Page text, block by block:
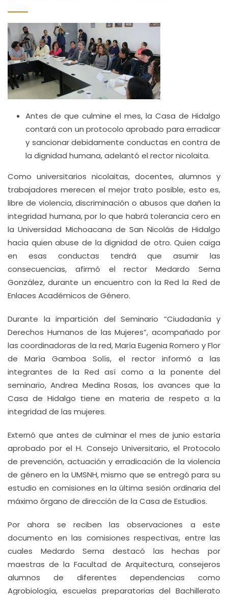
Antes de que culmine el mes, la Casa de Hidalgo
contará con un protocolo aprobado para erradicar
y sancionar debidamente conductas en contra de
la dignidad humana, adelantó el rector nicolaita.
Como universitarios nicolaitas, docentes, alumnos y
trabajadores merecen el mejor trato posible, esto es,
libre de violencia, discriminación o abusos que dañen la
integridad humana, por lo que habrá tolerancia cero en
la Universidad Michoacana de San Nicolás de Hidalgo
hacia quien abuse de la dignidad de otro. Quien caiga
en esas conductas tendrá que asumir las
consecuencias, afirmó el rector Medardo Serna
González, durante un encuentro con la Red la Red de
Enlaces Académicos de Género.
Durante la impartición del Seminario “Ciudadanía y
Derechos Humanos de las Mujeres”, acompañado por
las coordinadoras de la red, María Eugenia Romero y Flor
de María Gamboa Solís, el rector informó a las
integrantes de la Red así como a la ponente del
seminario, Andrea Medina Rosas, los avances que la
Casa de Hidalgo tiene en materia de respeto a la
integridad de las mujeres.
Externó que antes de culminar el mes de junio estaría
aprobado por el H. Consejo Universitario, el Protocolo
de prevención, actuación y erradicación de la violencia
de género en la UMSNH, mismo que se entregó para su
estudio en comisiones en la última sesión ordinaria del
máximo órgano de dirección de la Casa de Estudios.
Por ahora se reciben las observaciones a este
documento en las comisiones respectivas, entre las
cuales Medardo Serna destacó las hechas por
maestras de la Facultad de Arquitectura, consejeros
alumnos de diferentes dependencias como
Agrobiología, escuelas preparatorias del Bachillerato